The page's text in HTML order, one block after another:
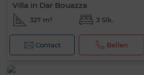
Villa in Dar Bouazza
327 m² 3 Slk.
Contact Bellen